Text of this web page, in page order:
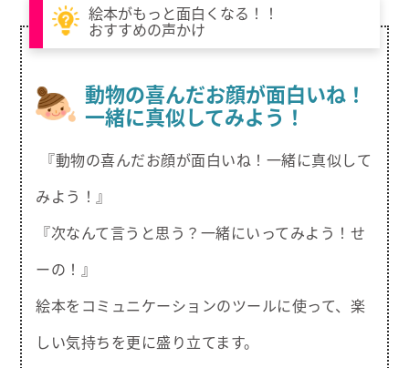
絵本がもっと面白くなる！！
おすすめの声かけ
動物の喜んだお顔が面白いね！
一緒に真似してみよう！
『動物の喜んだお顔が面白いね！一緒に真似して
みよう！』
『次なんて言うと思う？一緒にいってみよう！せ
ーの！』
絵本をコミュニケーションのツールに使って、楽
しい気持ちを更に盛り立てます。